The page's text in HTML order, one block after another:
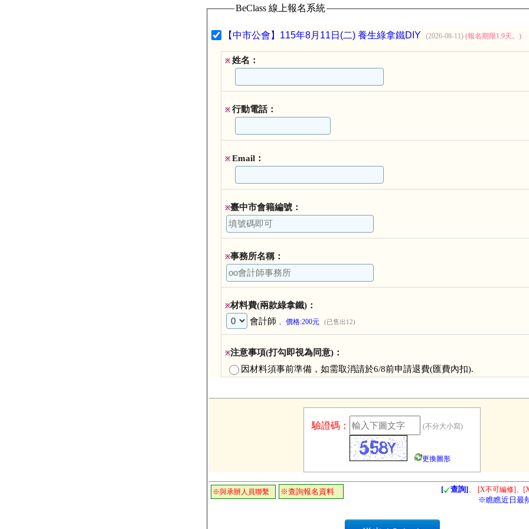
BeClass 線上報名系統
【中市公會】115年8月11日(二) 養生綠拿鐵DIY (2026-08-11) (報名期限1.9天。)
※ 姓名：
※ 行動電話：
※ Email：
※臺中市會籍編號：
※事務所名稱：
※材料費(兩款綠拿鐵)：
會計師 、價格:200元 (已售出12)
※注意事項(打勾即視為同意)：
因材料須事前準備，如需取消請於6/8前申請退費(匯費內扣).
驗證碼： (不分大小寫)
更換圖形
※與承辦人員聯繫 ※查詢報名資料 [ 查詢]、 [X不可編修]、
※瞧瞧近日最